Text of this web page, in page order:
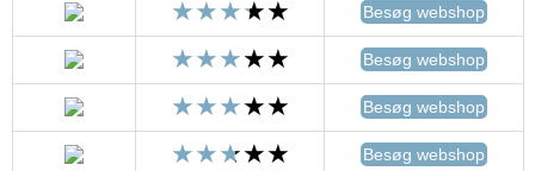
Besøg webshop
Besøg webshop
Besøg webshop
Besøg webshop